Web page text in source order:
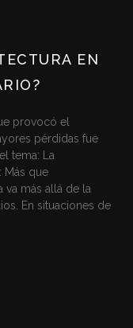
EN
provocó el
pérdidas fue
tema: La
Más que
va más allá de la
En situaciones de